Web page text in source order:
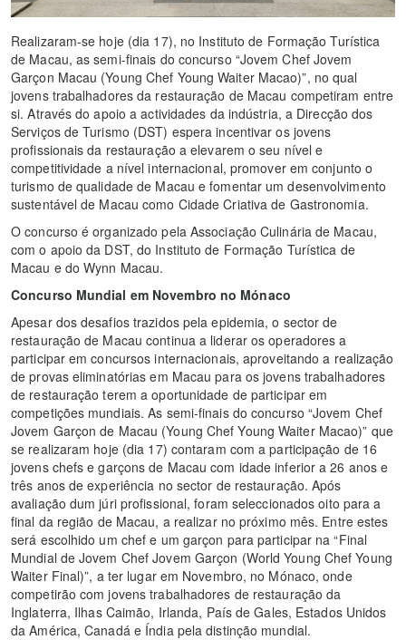
Realizaram-se hoje (dia 17), no Instituto de Formação Turística
de Macau, as semi-finais do concurso “Jovem Chef Jovem
Garçon Macau (Young Chef Young Waiter Macao)”, no qual
jovens trabalhadores da restauração de Macau competiram entre
si. Através do apoio a actividades da indústria, a Direcção dos
Serviços de Turismo (DST) espera incentivar os jovens
profissionais da restauração a elevarem o seu nível e
competitividade a nível internacional, promover em conjunto o
turismo de qualidade de Macau e fomentar um desenvolvimento
sustentável de Macau como Cidade Criativa de Gastronomia.
O concurso é organizado pela Associação Culinária de Macau,
com o apoio da DST, do Instituto de Formação Turística de
Macau e do Wynn Macau.
Concurso Mundial em Novembro no Mónaco
Apesar dos desafios trazidos pela epidemia, o sector de
restauração de Macau continua a liderar os operadores a
participar em concursos internacionais, aproveitando a realização
de provas eliminatórias em Macau para os jovens trabalhadores
de restauração terem a oportunidade de participar em
competições mundiais. As semi-finais do concurso “Jovem Chef
Jovem Garçon de Macau (Young Chef Young Waiter Macao)” que
se realizaram hoje (dia 17) contaram com a participação de 16
jovens chefs e garçons de Macau com idade inferior a 26 anos e
três anos de experiência no sector de restauração. Após
avaliação dum júri profissional, foram seleccionados oito para a
final da região de Macau, a realizar no próximo mês. Entre estes
será escolhido um chef e um garçon para participar na “Final
Mundial de Jovem Chef Jovem Garçon (World Young Chef Young
Waiter Final)”, a ter lugar em Novembro, no Mónaco, onde
competirão com jovens trabalhadores de restauração da
Inglaterra, Ilhas Caimão, Irlanda, País de Gales, Estados Unidos
da América, Canadá e Índia pela distinção mundial.